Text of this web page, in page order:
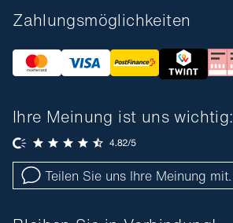
Zahlungsmöglichkeiten
Ihre Meinung ist uns wichtig:
Teilen Sie uns Ihre Meinung mit.